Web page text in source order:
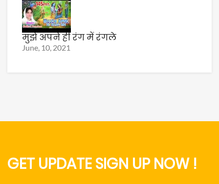
मुझे अपने ही रंग में रंगले
June, 10, 2021
GET UPDATE SIGN UP NOW !